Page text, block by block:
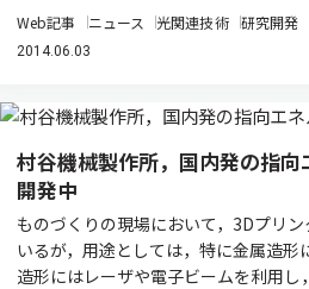
Web記事 ニュース 光関連技術 研究開発
2014.06.03
村谷機械製作所，国内発の指
開発中
ものづくりの現場において，3Dプリ
いるが，用途としては，特に金属造形
造形にはレーザや電子ビームを利用し